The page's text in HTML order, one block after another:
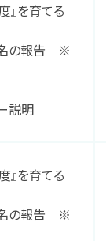
』を育てる
名の報告 ※
説明
』を育てる
名の報告 ※